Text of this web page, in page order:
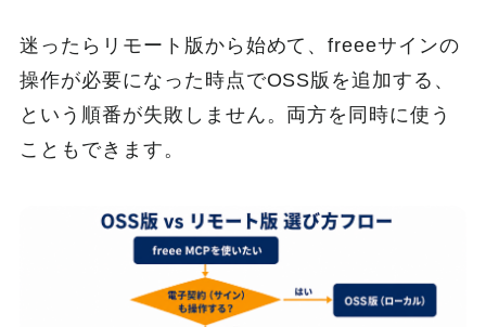
迷ったらリモート版から始めて、freeeサインの
操作が必要になった時点でOSS版を追加する、
という順番が失敗しません。両方を同時に使う
こともできます。